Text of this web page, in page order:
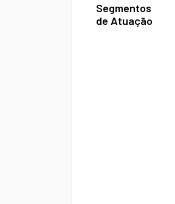
Segmentos
de Atuação